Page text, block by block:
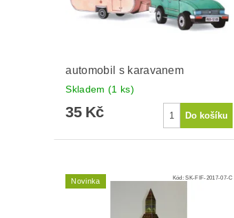
automobil s karavanem
Skladem (1 ks)
35 Kč
Novinka Kód:SK-FIF-2017-07-C